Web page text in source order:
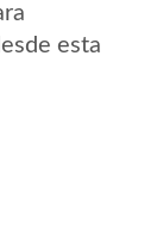
esta